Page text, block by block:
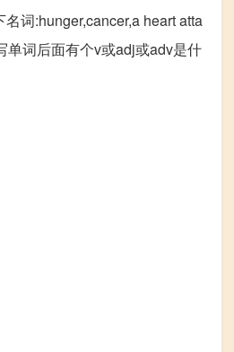
词:hunger,cancer,a heart atta
单词后面有个v或adj或adv是什